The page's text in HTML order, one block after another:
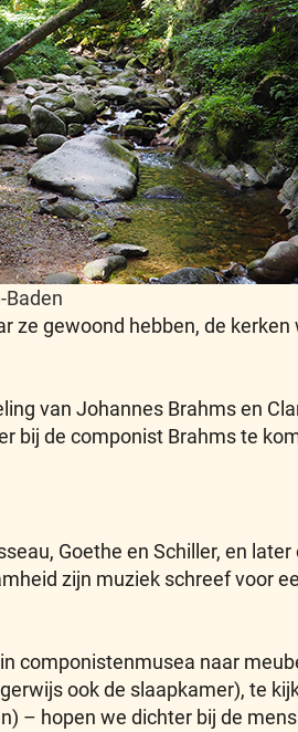
Baden
gewoond hebben, de
van Johannes Brahms en
de componist Brahms te
Goethe en Schiller, en
zijn muziek schreef voor
componistenmusea naar
ook de slaapkamer), te
– hopen we dichter bij de